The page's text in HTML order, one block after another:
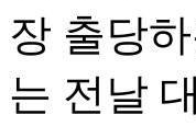
장 출당
는 전날